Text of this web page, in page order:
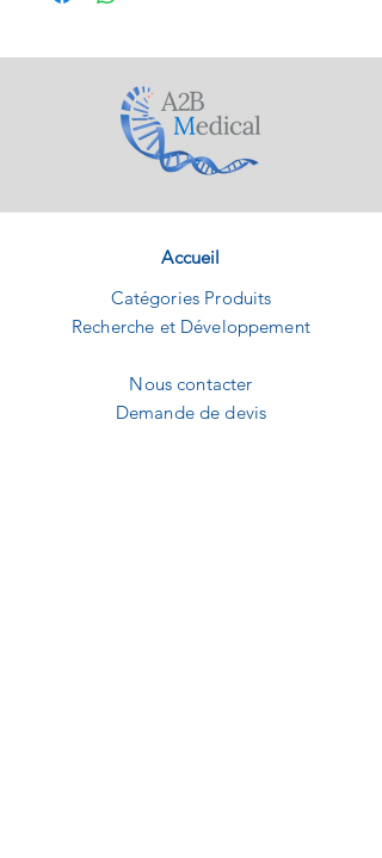
Accueil
Catégories Produits
Recherche et Développement
Nous contacter
Demande de devis